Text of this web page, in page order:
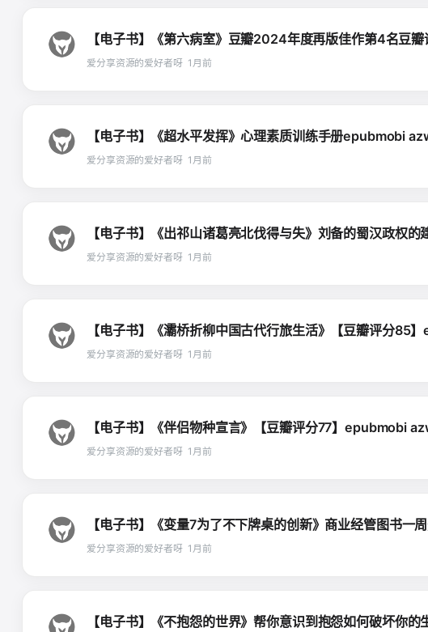
【电子书】《第六病室》豆瓣2024年度再版佳作第4名豆
爱分享资源的爱好者呀 1月前
【电子书】《超水平发挥》心理素质训练手册epubmobi
爱分享资源的爱好者呀 1月前
【电子书】《出祁山诸葛亮北伐得与失》刘备的蜀汉政权
爱分享资源的爱好者呀 1月前
【电子书】《灞桥折柳中国古代行旅生活》【豆瓣评分85
爱分享资源的爱好者呀 1月前
【电子书】《伴侣物种宣言》【豆瓣评分77】epubmobi
爱分享资源的爱好者呀 1月前
【电子书】《变量7为了不下牌桌的创新》商业经管图书
爱分享资源的爱好者呀 1月前
【电子书】《不抱怨的世界》帮你意识到抱怨如何破坏